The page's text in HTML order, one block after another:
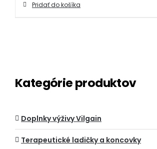
Pridať do košíka
Kategórie produktov
Doplnky výživy Vilgain
Terapeutické ladičky a koncovky